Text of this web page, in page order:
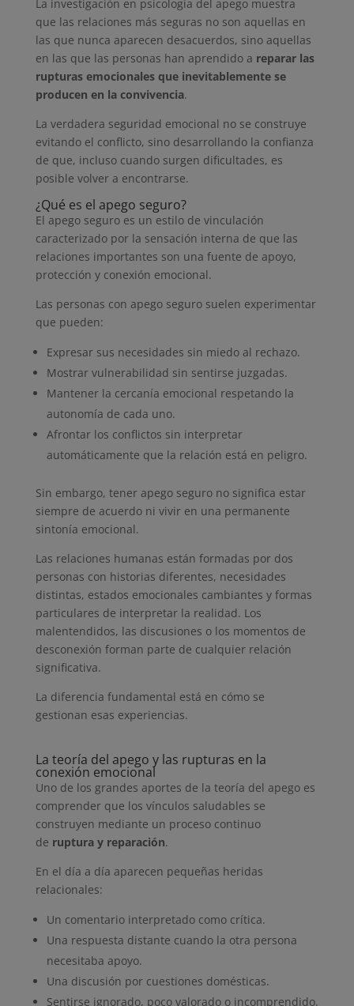
La investigación en psicología del apego muestra
que las relaciones más seguras no son aquellas en
las que nunca aparecen desacuerdos, sino aquellas
en las que las personas han aprendido a reparar las
rupturas emocionales que inevitablemente se
producen en la convivencia.
La verdadera seguridad emocional no se construye
evitando el conflicto, sino desarrollando la confianza
de que, incluso cuando surgen dificultades, es
posible volver a encontrarse.
¿Qué es el apego seguro?
El apego seguro es un estilo de vinculación
caracterizado por la sensación interna de que las
relaciones importantes son una fuente de apoyo,
protección y conexión emocional.
Las personas con apego seguro suelen experimentar
que pueden:
Expresar sus necesidades sin miedo al rechazo.
Mostrar vulnerabilidad sin sentirse juzgadas.
Mantener la cercanía emocional respetando la
autonomía de cada uno.
Afrontar los conflictos sin interpretar
automáticamente que la relación está en peligro.
Sin embargo, tener apego seguro no significa estar
siempre de acuerdo ni vivir en una permanente
sintonía emocional.
Las relaciones humanas están formadas por dos
personas con historias diferentes, necesidades
distintas, estados emocionales cambiantes y formas
particulares de interpretar la realidad. Los
malentendidos, las discusiones o los momentos de
desconexión forman parte de cualquier relación
significativa.
La diferencia fundamental está en cómo se
gestionan esas experiencias.
La teoría del apego y las rupturas en la
conexión emocional
Uno de los grandes aportes de la teoría del apego es
comprender que los vínculos saludables se
construyen mediante un proceso continuo
de ruptura y reparación.
En el día a día aparecen pequeñas heridas
relacionales:
Un comentario interpretado como crítica.
Una respuesta distante cuando la otra persona
necesitaba apoyo.
Una discusión por cuestiones domésticas.
Sentirse ignorado, poco valorado o incomprendido.